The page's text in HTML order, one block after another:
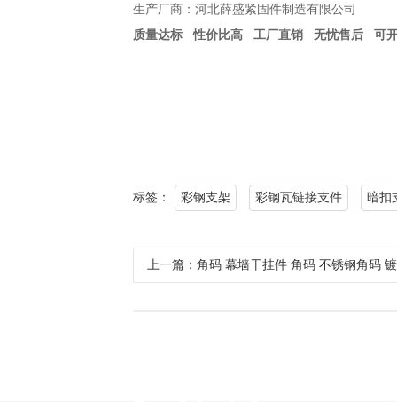
生产厂商：河北薛盛紧固件制造有限公司
质量达标 性价比高 工厂直销 无忧售后 可
标签： 彩钢支架 彩钢瓦链接支件 暗扣
上一篇：角码 幕墙干挂件 角码 不锈钢角码